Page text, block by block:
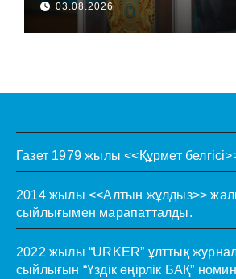
03.08.2026
Газет 1979 жылы <<Құрмет
2014 жылы <<Алтын жұлдыз>>
сыйлығымен марапатталды.
2022 жылы “URKER” ұлттық
сыйлығын “Үздік өңірлік БАҚ”